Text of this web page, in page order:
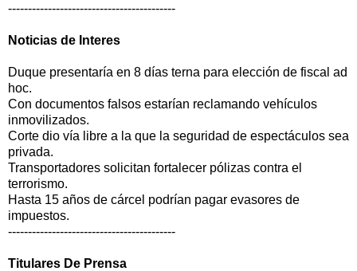
------------------------------------------
Noticias de Interes
Duque presentaría en 8 días terna para elección de fiscal ad
hoc.
Con documentos falsos estarían reclamando vehículos
inmovilizados.
Corte dio vía libre a la que la seguridad de espectáculos sea
privada.
Transportadores solicitan fortalecer pólizas contra el
terrorismo.
Hasta 15 años de cárcel podrían pagar evasores de
impuestos.
------------------------------------------
Titulares De Prensa